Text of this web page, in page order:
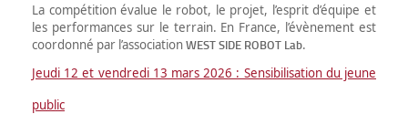
La compétition évalue le robot, le projet, l’esprit d’équipe et
les performances sur le terrain. En France, l’évènement est
coordonné par l’associationWEST SIDE ROBOT Lab.
Jeudi 12 et vendredi 13 mars 2026 : Sensibilisation du jeune
public